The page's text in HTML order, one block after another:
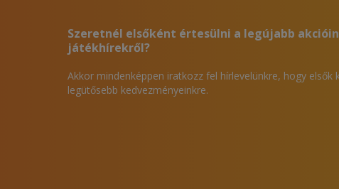
Szeretnél elsőként értesülni a legújabb
játékhírekről?
Akkor mindenképpen iratkozz fel hírlevelünkre, hogy elsők
legütősebb kedvezményeinkre.